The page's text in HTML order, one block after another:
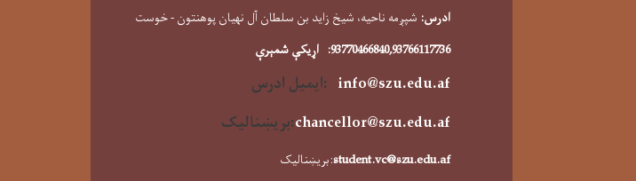
ادرس: شپږمه ناحیه، شیخ زاید بن سلطان آل نهیان پوهنتون - خوست
93770466840,93766117736
: اړیکې شمېرې
info@szu.edu.af :ایمیل ادرس
chancellor@szu.edu.af
:بریښنالیک
student.vc@szu.edu.af:بریښنالیک